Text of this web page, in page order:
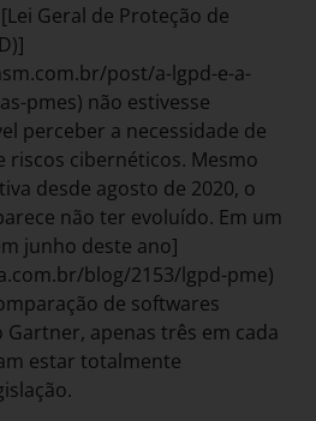
Geral de Proteção de
post/a-lgpd-e-a-
pmes) não estivesse
perceber a necessidade de
riscos cibernéticos. Mesmo
desde agosto de 2020, o
não ter evoluído. Em um
junho deste ano]
blog/2153/lgpd-pme)
de softwares
apenas três em cada
estar totalmente